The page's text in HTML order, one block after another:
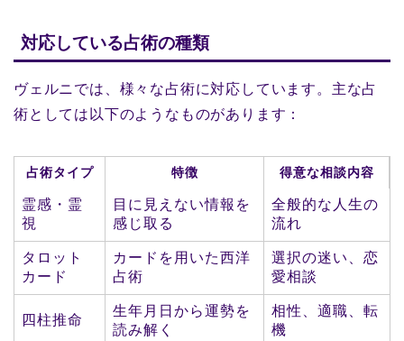
対応している占術の種類
ヴェルニでは、様々な占術に対応しています。主な占
術としては以下のようなものがあります：
占術タイプ 特徴 得意な相談内容
霊感・霊
視
目に見えない情報を
感じ取る
全般的な人生の
流れ
タロット
カード
カードを用いた西洋
占術
選択の迷い、恋
愛相談
四柱推命
生年月日から運勢を
読み解く
相性、適職、転
機